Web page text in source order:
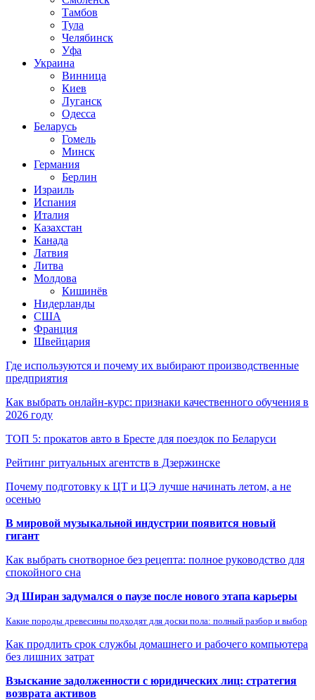
Тамбов
Тула
Челябинск
Уфа
Украина
Винница
Киев
Луганск
Одесса
Беларусь
Гомель
Минск
Германия
Берлин
Израиль
Испания
Италия
Казахстан
Канада
Латвия
Литва
Молдова
Кишинёв
Нидерланды
США
Франция
Швейцария
Где используются и почему их выбирают производственные
предприятия
Как выбрать онлайн-курс: признаки качественного обучения в
2026 году
ТОП 5: прокатов авто в Бресте для поездок по Беларуси
Рейтинг ритуальных агентств в Дзержинске
Почему подготовку к ЦТ и ЦЭ лучше начинать летом, а не
осенью
В мировой музыкальной индустрии появится новый
гигант
Как выбрать снотворное без рецепта: полное руководство для
спокойного сна
Эд Ширан задумался о паузе после нового этапа карьеры
Какие породы древесины подходят для доски пола: полный разбор и выбор
Как продлить срок службы домашнего и рабочего компьютера
без лишних затрат
Взыскание задолженности с юридических лиц: стратегия
возврата активов